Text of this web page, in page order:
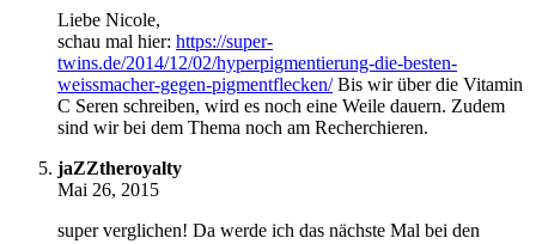
Liebe Nicole,
schau mal hier: https://super-
twins.de/2014/12/02/hyperpigmentierung-die-besten-
weissmacher-gegen-pigmentflecken/Bis wir über die Vitamin
C Seren schreiben, wird es noch eine Weile dauern. Zudem
sind wir bei dem Thema noch am Recherchieren.
jaZZtheroyalty
Mai 26, 2015
super verglichen! Da werde ich das nächste Mal bei den